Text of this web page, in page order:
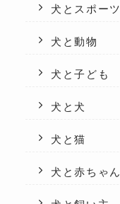
犬とスポーツ
犬と動物
犬と子ども
犬と犬
犬と猫
犬と赤ちゃん